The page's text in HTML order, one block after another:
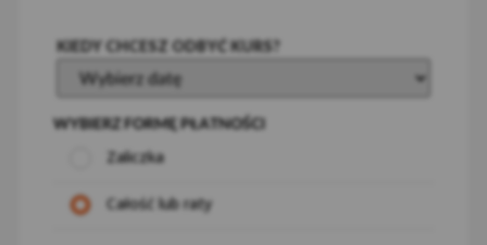
Zaliczka
Całość lub raty